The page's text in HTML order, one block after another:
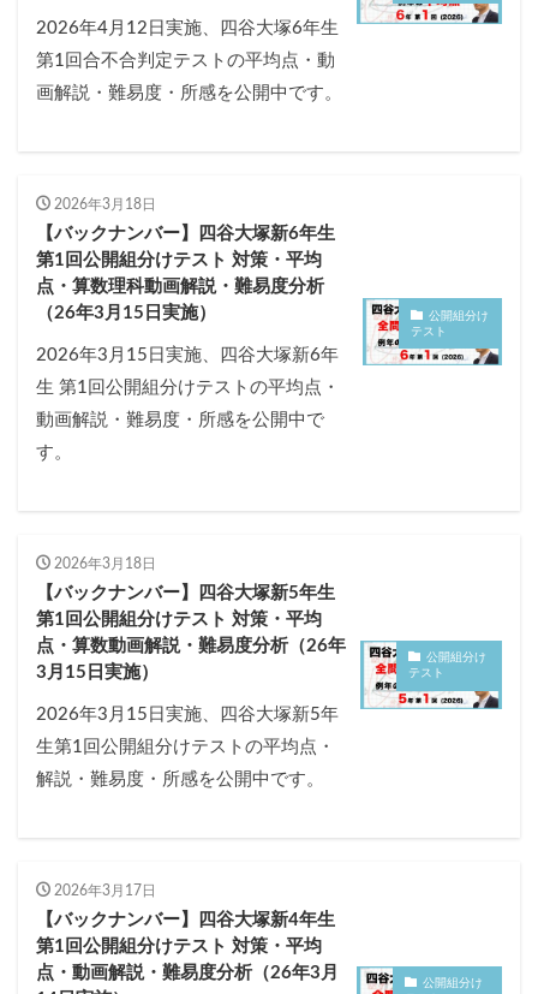
2026年4月12日実施、四谷大塚6年生
第1回合不合判定テストの平均点・動
画解説・難易度・所感を公開中です。
公開組分け
テスト
2026年3月18日
【バックナンバー】四谷大塚新6年生
第1回公開組分けテスト 対策・平均
点・算数理科動画解説・難易度分析
（26年3月15日実施）
2026年3月15日実施、四谷大塚新6年
生 第1回公開組分けテストの平均点・
動画解説・難易度・所感を公開中で
す。
公開組分け
テスト
2026年3月18日
【バックナンバー】四谷大塚新5年生
第1回公開組分けテスト 対策・平均
点・算数動画解説・難易度分析（26年
3月15日実施）
2026年3月15日実施、四谷大塚新5年
生第1回公開組分けテストの平均点・
解説・難易度・所感を公開中です。
公開組分け
2026年3月17日
【バックナンバー】四谷大塚新4年生
第1回公開組分けテスト 対策・平均
点・動画解説・難易度分析（26年3月